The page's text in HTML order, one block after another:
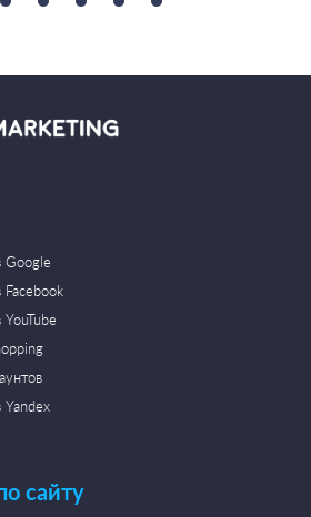
Google
Facebook
Yandex
сайту